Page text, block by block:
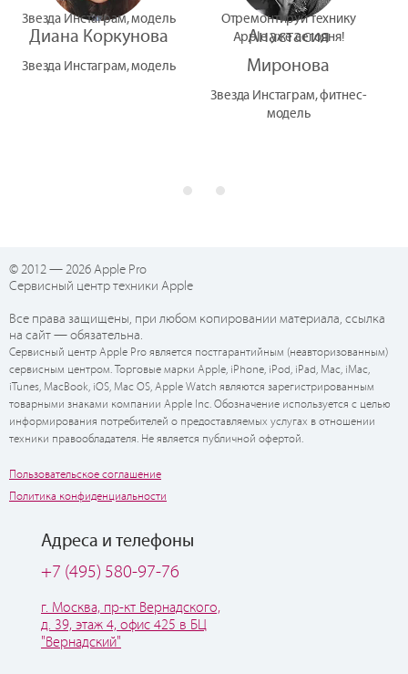
Диана Коркунова
Звезда Инстаграм, модель
Анастасия
Миронова
Звезда Инстаграм, фитнес-
модель
Звезда Инстаграм, модель
Отремонтируй технику
Apple уже сегодня!
© 2012 — 2026 Apple Pro
Сервисный центр техники Apple
Все права защищены, при любом копировании материала, ссылка
на сайт — обязательна.
Сервисный центр Apple Pro является постгарантийным (неавторизованным)
сервисным центром. Торговые марки Apple, iPhone, iPod, iPad, Mac, iMac,
iTunes, MacBook, iOS, Mac OS, Apple Watch являются зарегистрированным
товарными знаками компании Apple Inc. Обозначение используется с целью
информирования потребителей о предоставляемых услугах в отношении
техники правообладателя. Не является публичной офертой.
Пользовательское соглашение
Политика конфиденциальности
Адреса и телефоны
+7 (495) 580-97-76
г. Москва, пр-кт Вернадского,
д. 39, этаж 4, офис 425 в БЦ
"Вернадский"